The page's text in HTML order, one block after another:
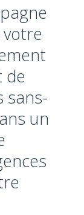
de
sans-
un